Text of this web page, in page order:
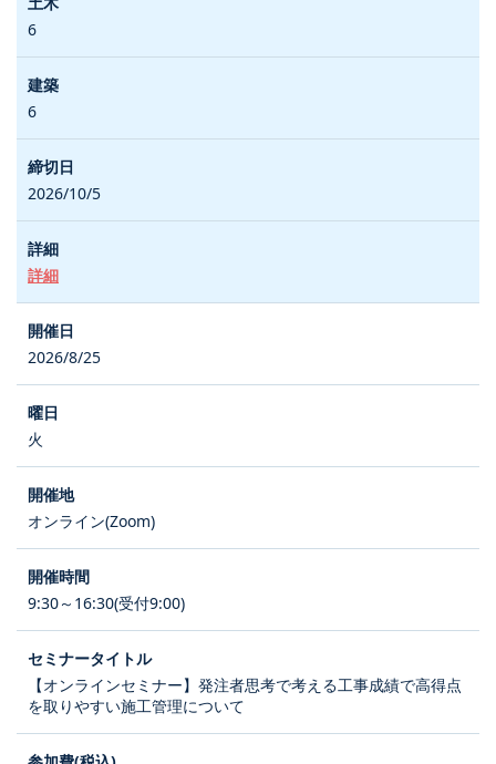
6
6
2026/10/5
詳細
2026/8/25
火
オンライン(Zoom)
9:30～16:30(受付9:00)
【オンラインセミナー】発注者思考で考える工事成績で高得点
を取りやすい施工管理について